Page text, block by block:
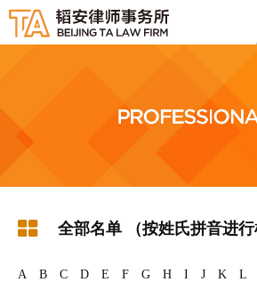
全部名单 （按姓氏拼音进行
A B C D E F G H I J K L